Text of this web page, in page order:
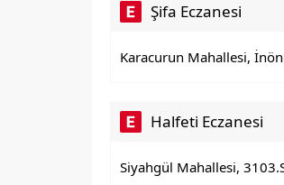
Şifa Eczanesi
Karacurun Mahallesi,
Halfeti Eczanesi
Siyahgül Mahallesi,